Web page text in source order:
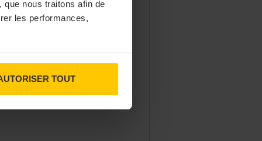
nous traitons afin de
les performances,
TOUT
Summer : 1 000
à moitié prix
de restaurants propose
permettant de réduire
addition de 50 %.
2026